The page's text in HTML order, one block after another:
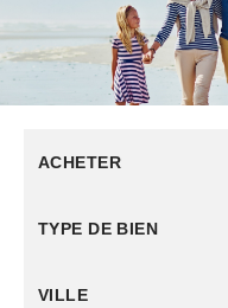
ACHETER
TYPE DE BIEN
VILLE